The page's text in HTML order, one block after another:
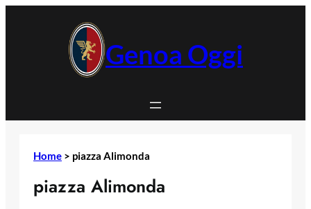
Genoa Oggi
Home > piazza Alimonda
piazza Alimonda